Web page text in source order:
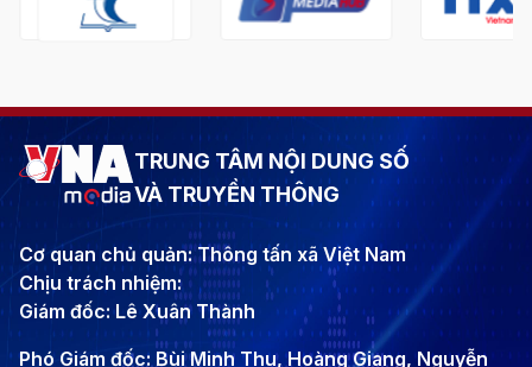
TRUNG TÂM NỘI DUNG SỐ
VÀ TRUYỀN THÔNG
Cơ quan chủ quản: Thông tấn xã Việt Nam
Chịu trách nhiệm:
Giám đốc: Lê Xuân Thành
Phó Giám đốc: Bùi Minh Thu, Hoàng Giang, Nguyễn